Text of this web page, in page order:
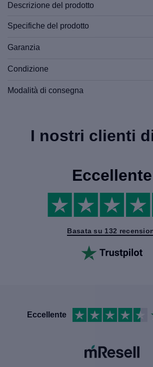
Descrizione del prodotto
Specifiche del prodotto
Garanzia
Condizione
Modalità di consegna
I nostri clienti
Eccellente
Basata su 132
Eccellente